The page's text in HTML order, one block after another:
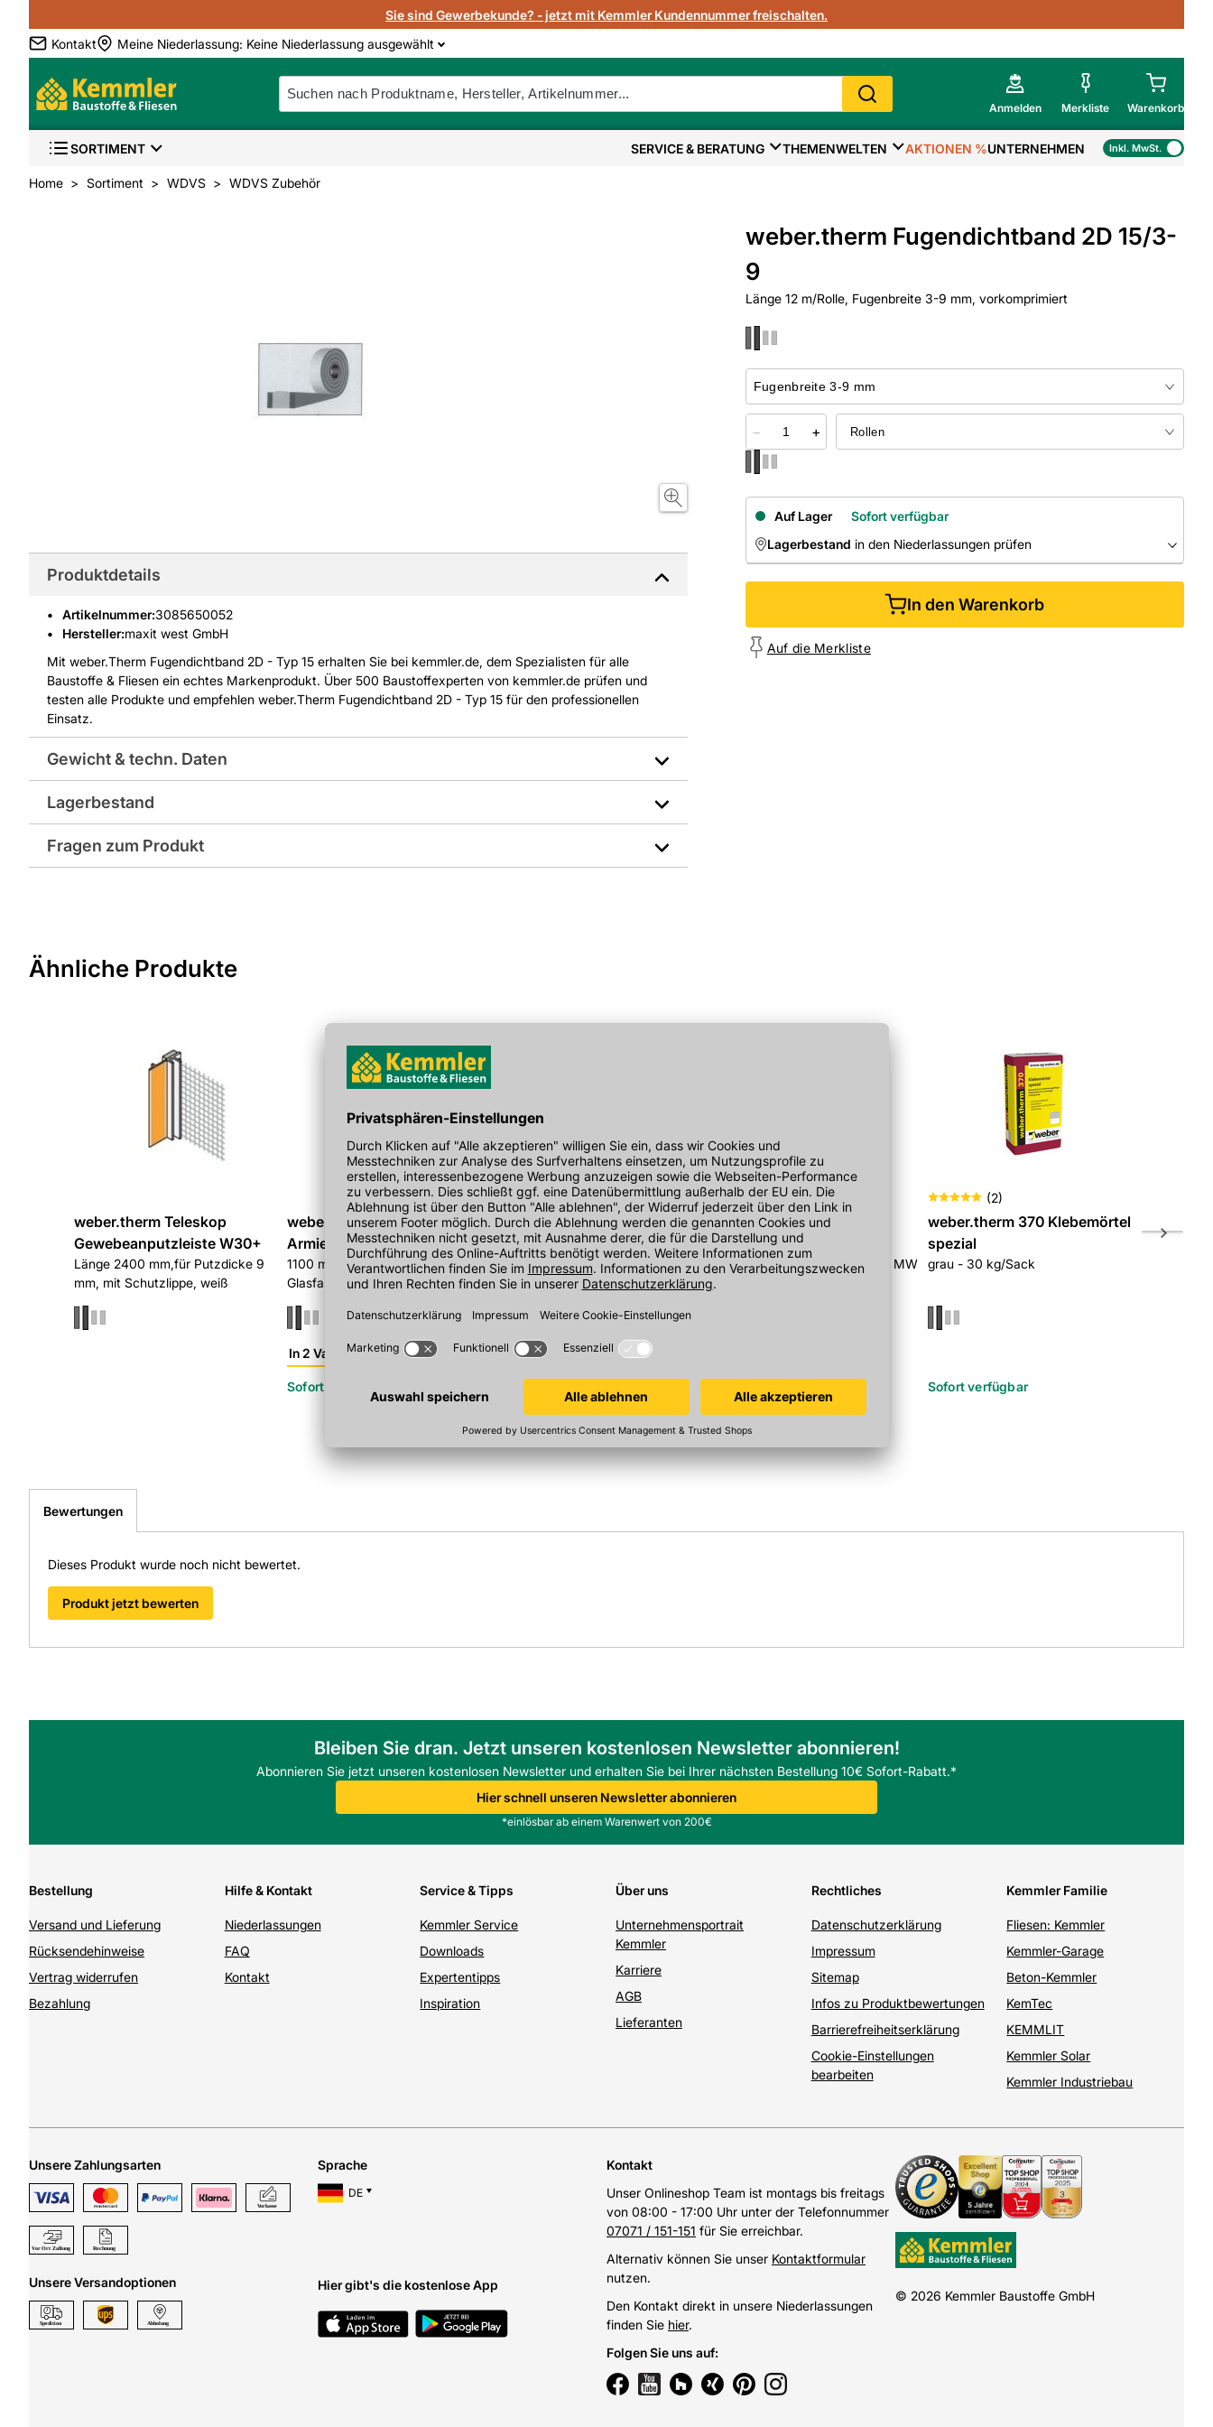
Sie sind Gewerbekunde? - jetzt mit Kemmler Kundennummer freischalten.
Kontakt
Meine Niederlassung: Keine Niederlassung ausgewählt
Anmelden Merkliste Warenkorb
Mein Warenkorb
SORTIMENT SERVICE & BERATUNG THEMENWELTEN AKTIONEN %UNTERNEHMEN Inkl. MwSt.
Home Sortiment WDVS WDVS Zubehör
weber.therm Fugendichtband 2D 15/3-
9
Länge 12 m/Rolle, Fugenbreite 3-9 mm, vorkomprimiert
− +
Auf Lager
Sofort verfügbar
Lagerbestand in den Niederlassungen prüfen
NIEDERLASSUNGEN
In den Warenkorb
Auf die Merkliste
Produktdetails
Artikelnummer:3085650052
Hersteller:maxit west GmbH
Mit weber.Therm Fugendichtband 2D - Typ 15 erhalten Sie bei kemmler.de, dem Spezialisten für alle
Baustoffe & Fliesen ein echtes Markenprodukt. Über 500 Baustoffexperten von kemmler.de prüfen und
testen alle Produkte und empfehlen weber.Therm Fugendichtband 2D - Typ 15 für den professionellen
Einsatz.
Gewicht & techn. Daten
Gewicht pro Verkaufseinheit: 1,2 kg
Hersteller-Art.-Nr.: W106360
Lagerbestand
Fragen zum Produkt
Ähnliche Produkte
weber.therm Teleskop
Gewebeanputzleiste W30+
Länge 2400 mm,für Putzdicke 9
mm, mit Schutzlippe, weiß
weber.therm 310
Armierungsgewebe
1100 mm x 50000 mm/Rolle,
Glasfaser, MW 8x8 mm
In 2 Varianten
Sofort verfügbar
weber.therm 313
Gewebeeckwinkel
2500x100/150 mm, Glasfaser, MW
8x8 mm
In 2 Varianten
Sofort verfügbar
weber.therm 314
Gewebeeckwinkel
2500x100/150 mm, Glasfaser, MW
(2)
weber.therm 370 Klebemörtel
spezial
grau - 30 kg/Sack
Sofort verfügbar
Bewertungen
Dieses Produkt wurde noch nicht bewertet.
Produkt jetzt bewerten
Bleiben Sie dran. Jetzt unseren kostenlosen Newsletter abonnieren!
Abonnieren Sie jetzt unseren kostenlosen Newsletter und erhalten Sie bei Ihrer nächsten Bestellung 10€ Sofort-Rabatt.*
Hier schnell unseren Newsletter abonnieren
*einlösbar ab einem Warenwert von 200€
Bestellung
Versand und Lieferung
Rücksendehinweise
Vertrag widerrufen
Bezahlung
Hilfe & Kontakt
Niederlassungen
FAQ
Kontakt
Service & Tipps
Kemmler Service
Downloads
Expertentipps
Inspiration
Über uns
Unternehmensportrait
Kemmler
Karriere
AGB
Lieferanten
Rechtliches
Datenschutzerklärung
Impressum
Sitemap
Infos zu Produktbewertungen
Barrierefreiheitserklärung
Cookie-Einstellungen
bearbeiten
Kemmler Familie
Fliesen: Kemmler
Kemmler-Garage
Beton-Kemmler
KemTec
KEMMLIT
Kemmler Solar
Kemmler Industriebau
Unsere Zahlungsarten
Unsere Versandoptionen
Sprache
DE
Hier gibt's die kostenlose App
Kontakt
Unser Onlineshop Team ist montags bis freitags
von 08:00 - 17:00 Uhr unter der Telefonnummer
07071 / 151-151 für Sie erreichbar.
Alternativ können Sie unser Kontaktformular
nutzen.
Den Kontakt direkt in unsere Niederlassungen
finden Sie hier.
Folgen Sie uns auf:
© 2026 Kemmler Baustoffe GmbH